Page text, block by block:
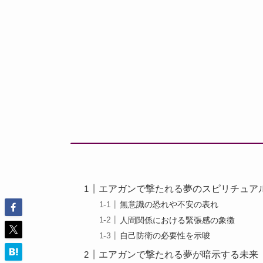
エアガンで撃たれる夢のスピリチュア
無意識の恐れや不安の表れ
人間関係における緊張感の象徴
自己防衛の必要性を示唆
エアガンで撃たれる夢が暗示する未来